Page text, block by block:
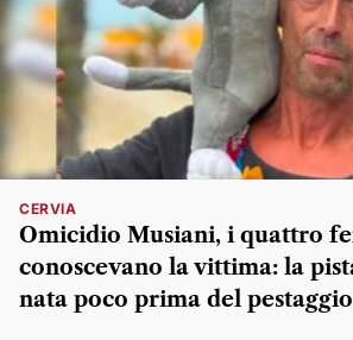
CERVIA
Omicidio Musiani, i quattro
conoscevano la vittima: la
nata poco prima del pestaggio